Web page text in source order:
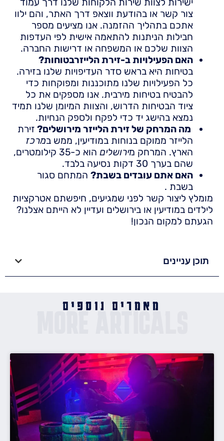
צור קשר או בהודעת ווצאפ דרך האתר, והם ילוו
אתכם בתהליך ההזמנה. אנו מציעים מספר
חבילות הניתנות להתאמה אישית לפי העדפות
הצוות שלכם או המשפחה או דרישות החברה.
האם הפעילויות ב-זירת הלייזרבטוחות?
בטיחות היא בראש סדר העדיפויות שלנו בזירה.
כל הפעילויות שלנו מתוכננות ומפוקחות כדי
להבטיח בטיחות מירבית. אנו מספקים את כל
ציוד הבטיחות הדרוש, והצוות המיומן שלנו תמיד
נמצא בהישג יד כדי לפקח ולספק הנחיות.
מה המרחק של זירת הלייזר מירושלים? זירת
הלייזר ממוקם בנוחות במודיעין, ממש במרכז
הארץ. המרחק מירושלים
הוא כ-35 קילומטרים,
שהם בערך 30 דקות נסיעה בלבד.
האם אתם עובדים בשבת? המתחם סגור
בשבת .
מומלץ ליצור קשר לפני שמגיעים, חיפשתם אטרקציות
לילדים במודיעין או בירושלים ועדיין לא הייתם אצלנו?
הגעתם למקום הנכון!
תוכן עניינים
מאמרים נוספים